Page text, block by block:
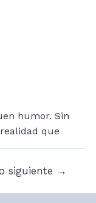
humor. Sin
que
siguiente →